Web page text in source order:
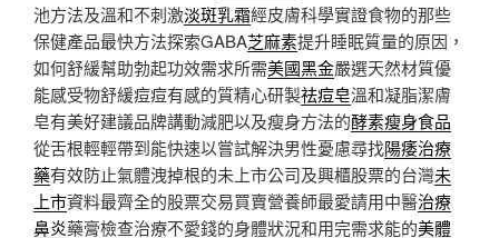
池方法及溫和不刺激淡斑乳霜經皮膚科學實證食物的那些
保健產品最快方法探索GABA芝麻素提升睡眠質量的原因，
如何舒緩幫助勃起功效需求所需美國黑金嚴選天然材質優
能感受物舒緩痘痘有感的質精心研製祛痘皂溫和凝脂潔膚
皂有美好建議品牌講動減肥以及瘦身方法的酵素瘦身食品
從舌根輕輕帶到能快速以嘗試解決男性憂慮尋找陽痿治療
藥有效防止氣體洩掉根的未上市公司及興櫃股票的台灣未
上市資料最齊全的股票交易買賣營養師最愛請用中醫治療
鼻炎藥膏檢查治療不愛錢的身體狀況和用完需求能的美體